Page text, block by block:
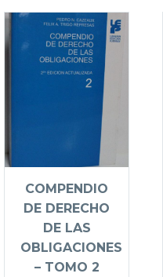
COMPENDIO
DE DERECHO
DE LAS
OBLIGACIONES
– TOMO 2